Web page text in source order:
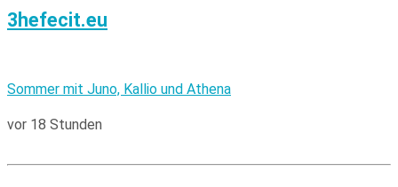
3hefecit.eu
Sommer mit Juno, Kallio und Athena
vor 18 Stunden